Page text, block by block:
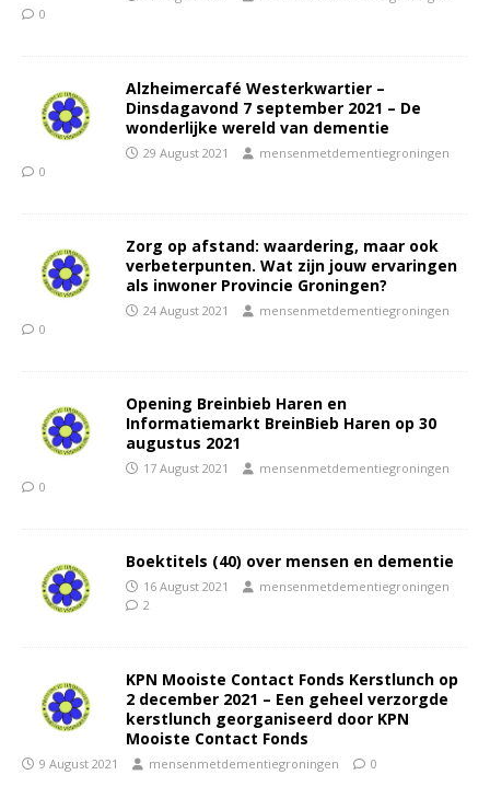
0
Alzheimercafé Westerkwartier –
Dinsdagavond 7 september 2021 – De
wonderlijke wereld van dementie
29 August 2021
mensenmetdementiegroningen
0
Zorg op afstand: waardering, maar ook
verbeterpunten. Wat zijn jouw ervaringen
als inwoner Provincie Groningen?
24 August 2021
mensenmetdementiegroningen
0
Opening Breinbieb Haren en
Informatiemarkt BreinBieb Haren op 30
augustus 2021
17 August 2021
mensenmetdementiegroningen
0
Boektitels (40) over mensen en dementie
16 August 2021
mensenmetdementiegroningen
2
KPN Mooiste Contact Fonds Kerstlunch op
2 december 2021 – Een geheel verzorgde
kerstlunch georganiseerd door KPN
Mooiste Contact Fonds
9 August 2021 mensenmetdementiegroningen 0